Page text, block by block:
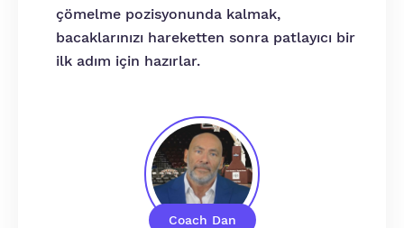
Coach Dan
çömelme pozisyonunda kalmak,
bacaklarınızı hareketten sonra patlayıcı bir
ilk adım için hazırlar.